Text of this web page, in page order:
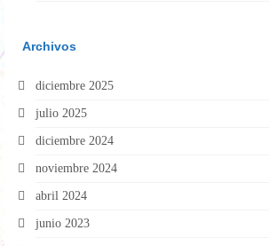
Archivos
diciembre 2025
julio 2025
diciembre 2024
noviembre 2024
abril 2024
junio 2023